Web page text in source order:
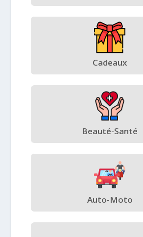
Cadeaux
Beauté-Santé
Auto-Moto